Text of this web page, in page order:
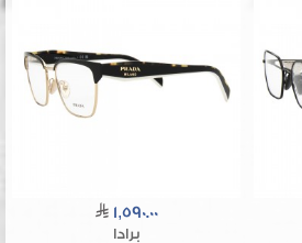
1,590.00
برادا